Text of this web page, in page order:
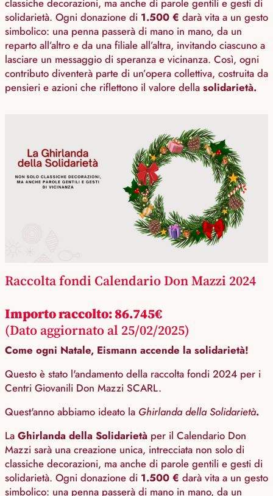
classiche decorazioni, ma anche di parole gentili e gesti di
solidarietà. Ogni donazione di 1.500 € darà vita a un gesto
simbolico: una penna passerà di mano in mano, da un
reparto all’altro e da una filiale all’altra, invitando ciascuno a
lasciare un messaggio di speranza e vicinanza. Così, ogni
contributo diventerà parte di un’opera collettiva, costruita da
pensieri e azioni che riflettono il valore della solidarietà.
Raccolta fondi Calendario Don Mazzi 2024
Importo raccolto: 86.745€
(Dato aggiornato al 25/02/2025)
Come ogni Natale, Eismann accende la solidarietà!
Questo è stato l'andamento della raccolta fondi 2024 per i
Centri Giovanili Don Mazzi SCARL.
Quest'anno abbiamo ideato la Ghirlanda della Solidarietà.
La Ghirlanda della Solidarietà per il Calendario Don
Mazzi sarà una creazione unica, intrecciata non solo di
classiche decorazioni, ma anche di parole gentili e gesti di
solidarietà. Ogni donazione di 1.500 € darà vita a un gesto
simbolico: una penna passerà di mano in mano, da un